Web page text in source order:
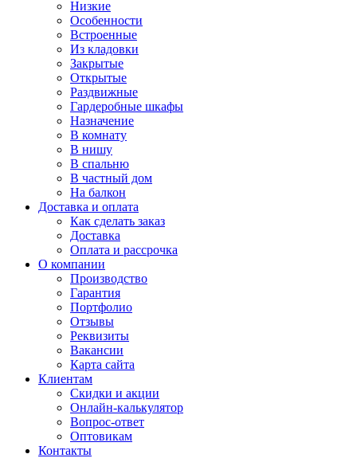
Низкие
Особенности
Встроенные
Из кладовки
Закрытые
Открытые
Раздвижные
Гардеробные шкафы
Назначение
В комнату
В нишу
В спальню
В частный дом
На балкон
Доставка и оплата
Как сделать заказ
Доставка
Оплата и рассрочка
О компании
Производство
Гарантия
Портфолио
Отзывы
Реквизиты
Вакансии
Карта сайта
Клиентам
Скидки и акции
Онлайн-калькулятор
Вопрос-ответ
Оптовикам
Контакты